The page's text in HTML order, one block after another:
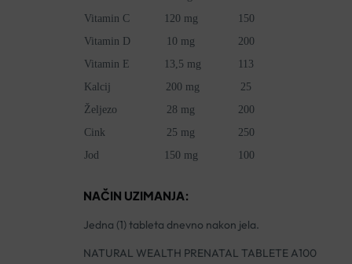
Vitamin C
120 mg
150
Vitamin D
10 mg
200
Vitamin E
13,5 mg
113
Kalcij
200 mg
25
Željezo
28 mg
200
Cink
25 mg
250
Jod
150 mg 100
NAČIN UZIMANJA:
Jedna (1) tableta dnevno nakon jela.
NATURAL WEALTH PRENATAL TABLETE A100